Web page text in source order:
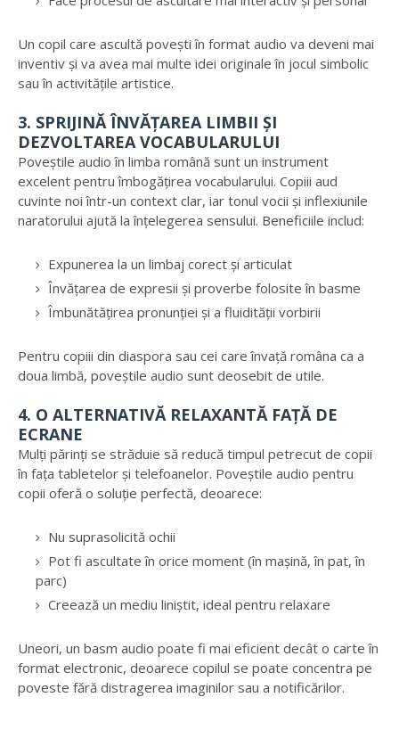
Un copil care ascultă povești în format audio va deveni mai
inventiv și va avea mai multe idei originale în jocul simbolic
sau în activitățile artistice.
3. SPRIJINĂ ÎNVĂȚAREA LIMBII ȘI
DEZVOLTAREA VOCABULARULUI
Poveștile audio în limba română sunt un instrument
excelent pentru îmbogățirea vocabularului. Copiii aud
cuvinte noi într-un context clar, iar tonul vocii și inflexiunile
naratorului ajută la înțelegerea sensului. Beneficiile includ:
Expunerea la un limbaj corect și articulat
Învățarea de expresii și proverbe folosite în basme
Îmbunătățirea pronunției și a fluidității vorbirii
Pentru copiii din diaspora sau cei care învață româna ca a
doua limbă, poveștile audio sunt deosebit de utile.
4. O ALTERNATIVĂ RELAXANTĂ FAȚĂ DE
ECRANE
Mulți părinți se străduie să reducă timpul petrecut de copii
în fața tabletelor și telefoanelor. Poveștile audio pentru
copii oferă o soluție perfectă, deoarece:
Nu suprasolicită ochii
Pot fi ascultate în orice moment (în mașină, în pat, în
parc)
Creează un mediu liniștit, ideal pentru relaxare
Uneori, un basm audio poate fi mai eficient decât o carte în
format electronic, deoarece copilul se poate concentra pe
poveste fără distragerea imaginilor sau a notificărilor.